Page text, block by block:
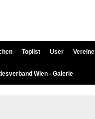
Toplist User Vereine
Wien - Galerie